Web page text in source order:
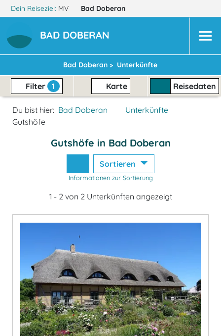
Dein Reiseziel: MV Bad Doberan
BAD DOBERAN
Bad Doberan > Unterkünfte
Filter 1 Karte Reisedaten
Du bist hier: Bad Doberan
Unterkünfte
Gutshöfe
Gutshöfe in Bad Doberan
Sortieren
Informationen zur Sortierung
1 - 2 von 2 Unterkünften angezeigt